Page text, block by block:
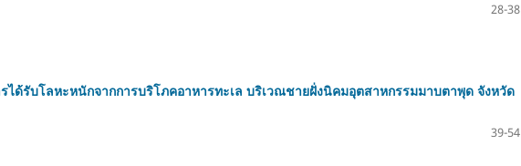
28-38
ได้รับโลหะหนักจากการบริโภคอาหารทะเล บริเวณชายฝั่งนิคมอุตสาหกรรมมาบตาพุด จังหวัด
39-54